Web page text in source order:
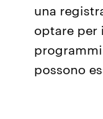
una
optare per
possono